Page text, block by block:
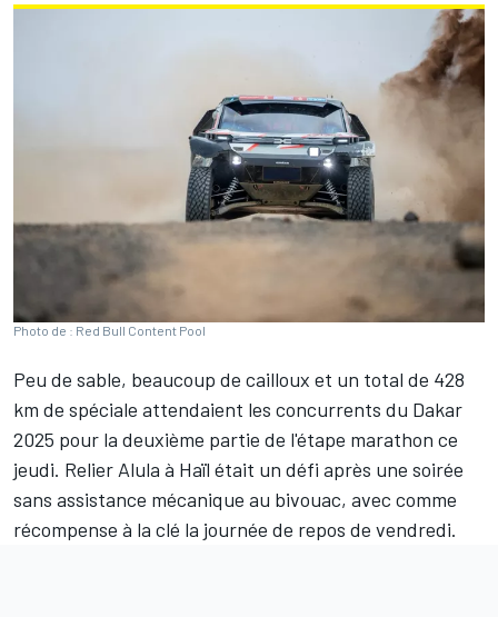
Photo de : Red Bull Content Pool
Peu de sable, beaucoup de cailloux et un total de 428
km de spéciale attendaient les concurrents du Dakar
2025 pour la deuxième partie de l'étape marathon ce
jeudi. Relier Alula à Haïl était un défi après une soirée
sans assistance mécanique au bivouac, avec comme
récompense à la clé la journée de repos de vendredi.